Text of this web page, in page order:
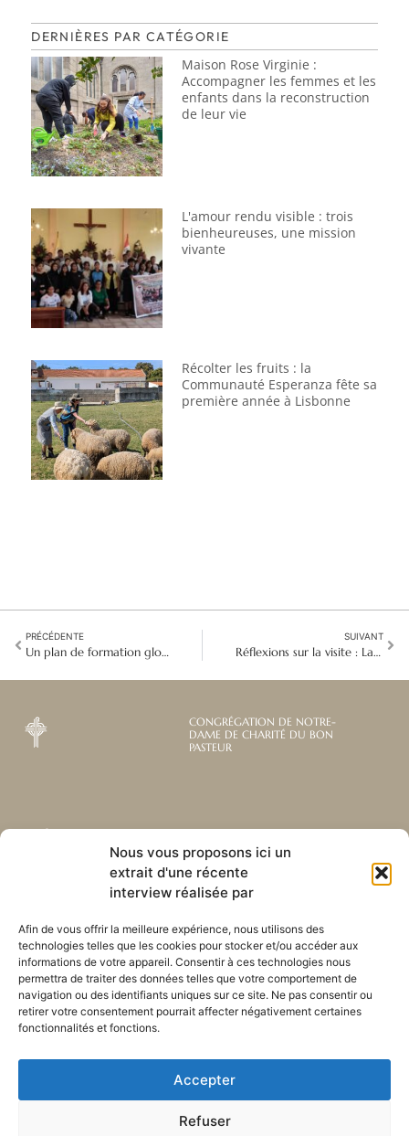
Nous vous proposons ici un
extrait d'une récente
interview réalisée par
Afin de vous offrir la meilleure expérience, nous utilisons des
technologies telles que les cookies pour stocker et/ou accéder aux
informations de votre appareil. Consentir à ces technologies nous
permettra de traiter des données telles que votre comportement de
navigation ou des identifiants uniques sur ce site. Ne pas consentir ou
retirer votre consentement pourrait affecter négativement certaines
fonctionnalités et fonctions.
Accepter
Refuser
DERNIÈRES PAR CATÉGORIE
Maison Rose Virginie :
Accompagner les femmes et les
enfants dans la reconstruction
de leur vie
L'amour rendu visible : trois
bienheureuses, une mission
vivante
Récolter les fruits : la
Communauté Esperanza fête sa
première année à Lisbonne
PRÉCÉDENTE
Un plan de formation global : L'équipe internationale de formation s'engage dans une transformation radicale
SUIVANT
Réflexions sur la visite : La protection au premier plan de notre travail et de notre mission au Kenya
CONGRÉGATION DE NOTRE-
DAME DE CHARITÉ DU BON
PASTEUR
Abonnez-vous à notre
newsletter mensuelle
Recevez les dernières nouvelles
nos ministères à travers le monde.
S'ABONNER
Liens utiles
Envoyez-nous votre
Plan du site
POLITIQUE DE CONFIDENTIALITÉ